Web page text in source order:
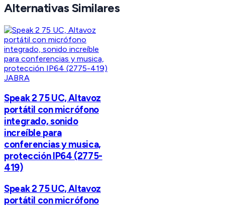
Alternativas Similares
JABRA
Speak 2 75 UC, Altavoz
portátil con micrófono
integrado, sonido
increíble para
conferencias y musica,
protección IP64 (2775-
419)
Speak 2 75 UC, Altavoz
portátil con micrófono